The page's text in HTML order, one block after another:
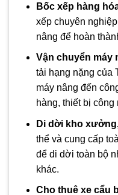
Bốc xếp hàng
xếp chuyên
nâng để hoàn
Vận chuyển máy
tải hạng nặng của
máy nâng đến
hàng, thiết bị
Di dời kho
thể và cung cấp
để di dời toàn bộ
khác.
Cho thuê xe cẩu